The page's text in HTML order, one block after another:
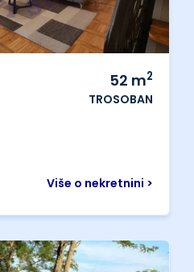
52 m2
TROSOBAN
Više o nekretnini >